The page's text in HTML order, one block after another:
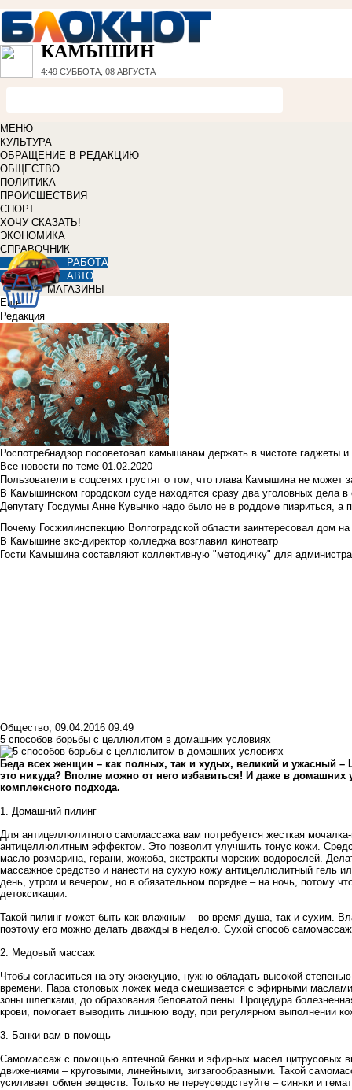
КАМЫШИН
4:49 СУББОТА, 08 АВГУСТА
МЕНЮ
КУЛЬТУРА
ОБРАЩЕНИЕ В РЕДАКЦИЮ
ОБЩЕСТВО
ПОЛИТИКА
ПРОИСШЕСТВИЯ
СПОРТ
ХОЧУ СКАЗАТЬ!
ЭКОНОМИКА
СПРАВОЧНИК
РАБОТА
АВТО
МАГАЗИНЫ
Еще
Редакция
Роспотребнадзор посоветовал камышанам держать в чистоте гаджеты
Все новости по теме 01.02.2020
Пользователи в соцсетях грустят о том, что глава Камышина не может
В Камышинском городском суде находятся сразу два уголовных дела
Депутату Госдумы Анне Кувычко надо было не в роддоме пиариться, а
Почему Госжилинспекцию Волгоградской области заинтересовал дом
В Камышине экс-директор колледжа возглавил кинотеатр
Гости Камышина составляют коллективную "методичку" для
Общество, 09.04.2016 09:49
5 способов борьбы с целлюлитом в домашних условиях
Беда всех женщин – как полных, так и худых, великий и ужасный
это никуда? Вполне можно от него избавиться! И даже в домашних
комплексного подхода.
1. Домашний пилинг
Для антицеллюлитного самомассажа вам потребуется жесткая
антицеллюлитным эффектом. Это позволит улучшить тонус кожи.
масло розмарина, герани, жожоба, экстракты морских водорослей.
массажное средство и нанести на сухую кожу антицеллюлитный гель
день, утром и вечером, но в обязательном порядке – на ночь, потому
детоксикации.
Такой пилинг может быть как влажным – во время душа, так и сухим.
поэтому его можно делать дважды в неделю. Сухой способ
2. Медовый массаж
Чтобы согласиться на эту экзекуцию, нужно обладать высокой
времени. Пара столовых ложек меда смешивается с эфирными
зоны шлепками, до образования беловатой пены. Процедура
крови, помогает выводить лишнюю воду, при регулярном выполнении
3. Банки вам в помощь
Самомассаж с помощью аптечной банки и эфирных масел цитрусовых
движениями – круговыми, линейными, зигзагообразными. Такой
усиливает обмен веществ. Только не переусердствуйте – синяки и